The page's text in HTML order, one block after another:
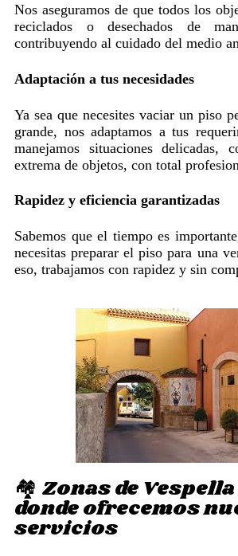
Nos aseguramos de que todos los
reciclados o desechados de
contribuyendo al cuidado del medio
Adaptación a tus necesidades
Ya sea que necesites vaciar un piso
grande, nos adaptamos a tus
manejamos situaciones delicadas,
extrema de objetos, con total
Rapidez y eficiencia garantizadas
Sabemos que el tiempo es
necesitas preparar el piso para una
eso, trabajamos con rapidez y sin
🏘️ Zonas de Vespella
donde ofrecemos
servicios